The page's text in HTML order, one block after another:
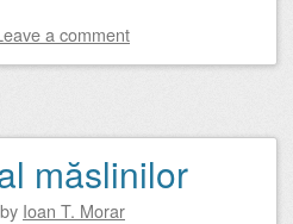
a comment
măslinilor
by Ioan T. Morar